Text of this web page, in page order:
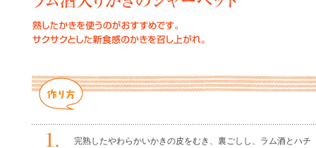
完熟したやわらかいかきの皮をむき、裏ごしし、ラム酒とハチ